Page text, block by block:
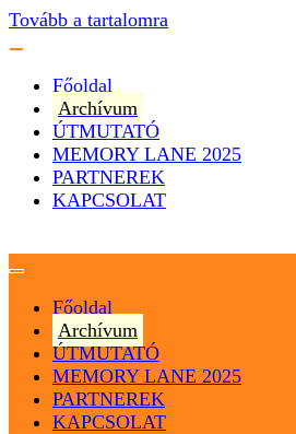
Tovább a tartalomra
Főoldal
Archívum
ÚTMUTATÓ
MEMORY LANE 2025
PARTNEREK
KAPCSOLAT
Magyar Hip Hop
Magyarország
Főoldal
Archívum
ÚTMUTATÓ
MEMORY LANE 2025
PARTNEREK
KAPCSOLAT